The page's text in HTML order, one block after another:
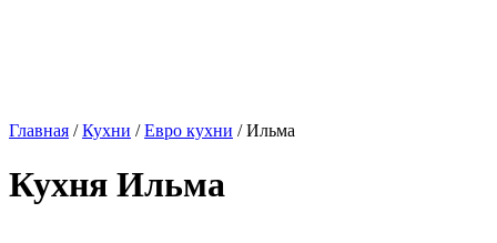
Главная /Кухни /Евро кухни / Ильма
Кухня Ильма